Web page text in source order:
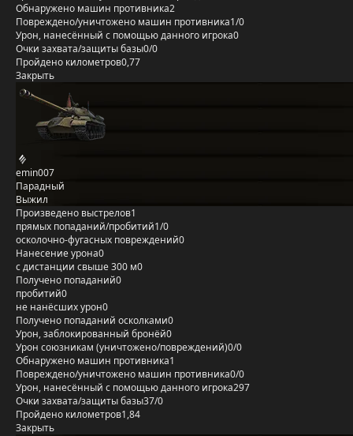
Обнаружено машин противника2
Повреждено/уничтожено машин противника1/0
Урон, нанесённый с помощью данного игрока0
Очки захвата/защиты базы0/0
Пройдено километров0,77
Закрыть
emin007
Парадный
Выжил
Произведено выстрелов1
прямых попаданий/пробитий1/0
осколочно-фугасных повреждений0
Нанесение урона0
с дистанции свыше 300 м0
Получено попаданий0
пробитий0
не нанёсших урон0
Получено попаданий осколками0
Урон, заблокированный бронёй0
Урон союзникам (уничтожено/повреждений)0/0
Обнаружено машин противника1
Повреждено/уничтожено машин противника0/0
Урон, нанесённый с помощью данного игрока297
Очки захвата/защиты базы37/0
Пройдено километров1,84
Закрыть